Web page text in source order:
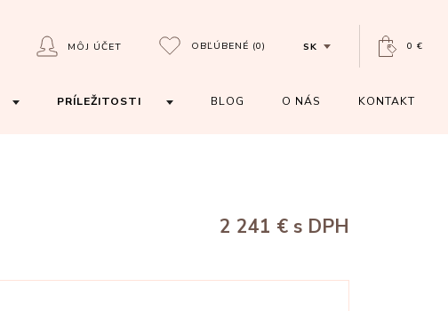
MÔJ ÚČET OBĽÚBENÉ (0) SK 0 €
PRÍLEŽITOSTI BLOG O NÁS KONTAKT
2 241 € s DPH